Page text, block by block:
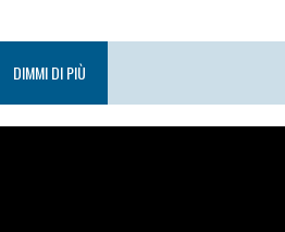
DIMMI DI PIÙ